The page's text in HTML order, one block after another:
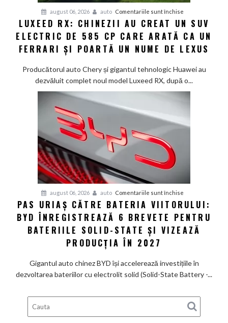
Smart
în
China
august 06, 2026 auto Comentariile sunt închise
Luxeed
RX:
Chinezii
creat
un
585
și
poartă
nume
LUXEED RX: CHINEZII AU CREAT UN SUV
ELECTRIC DE 585 CP CARE ARATĂ CA UN
FERRARI ȘI POARTĂ UN NUME DE LEXUS
Producătorul auto Chery și gigantul tehnologic Huawei au
dezvăluit complet noul model Luxeed RX, după o...
august 06, 2026 auto Comentariile sunt închise
Pas
uriaș
către
BYD
pentru
bateriile
PAS URIAȘ CĂTRE BATERIA VIITORULUI:
BYD ÎNREGISTREAZĂ 6 BREVETE PENTRU
BATERIILE SOLID-STATE ȘI VIZEAZĂ
PRODUCȚIA ÎN 2027
Gigantul auto chinez BYD își accelerează investițiile în
dezvoltarea bateriilor cu electrolit solid (Solid-State Battery -...